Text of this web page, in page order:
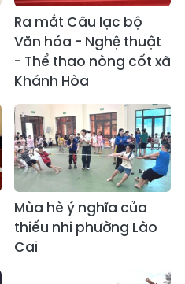
Ra mắt Câu lạc bộ
Văn hóa - Nghệ thuật
- Thể thao nòng cốt xã
Khánh Hòa
Mùa hè ý nghĩa của
thiếu nhi phường Lào
Cai